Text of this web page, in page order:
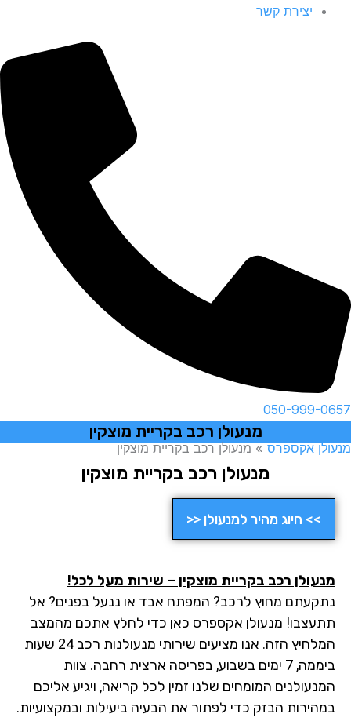
יצירת קשר
050-999-0657
מנעולן רכב בקריית מוצקין
מנעולן אקספרס»מנעולן רכב בקריית מוצקין
מנעולן רכב בקריית מוצקין
>> חיוג מהיר למנעולן <<
מנעולן רכב בקריית מוצקין – שירות מעל לכל!
נתקעתם מחוץ לרכב? המפתח אבד או ננעל בפנים? אל
תתעצבו! מנעולן אקספרס כאן כדי לחלץ אתכם מהמצב
המלחיץ הזה. אנו מציעים שירותי מנעולנות רכב 24 שעות
ביממה, 7 ימים בשבוע, בפריסה ארצית רחבה. צוות
המנעולנים המומחים שלנו זמין לכל קריאה, ויגיע אליכם
במהירות הבזק כדי לפתור את הבעיה ביעילות ובמקצועיות.